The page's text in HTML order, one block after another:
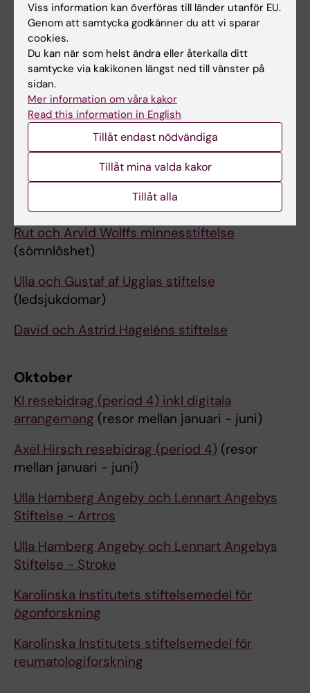
September
Hirsch Fellowship(resebidrag, erbjuds två
gånger per år)
Karolinska Institutets resebidrag för
forskningsvistelser för doktorander
(resebidrag, erbjuds två gånger per år)
Maj och Lennart Lindgrens stiftelse
(medicinhistorisk forskning)
Rut och Arvid Wolffs minnesstiftelse
(sömnlöshet)
Ulla och Gustaf af Ugglas stiftelse
(ledsjukdomar)
David och Astrid Hageléns stiftelse
Oktober
KI resebidrag (period 4) inkl digitala
arrangemang (resor mellan januari - juni)
Axel Hirsch resebidrag (period 4) (resor
mellan januari - juni)
Ulla Hamberg Angeby och Lennart Angebys
Stiftelse - Artros
Ulla Hamberg Angeby och Lennart Angebys
Stiftelse - Stroke
Karolinska Institutets stiftelsemedel för
ögonforskning
Karolinska Institutets stiftelsemedel för
reumatologiforskning
Viss information kan överföras till länder utanför EU.
Genom att samtycka godkänner du att vi sparar
cookies.
Du kan när som helst ändra eller återkalla ditt
samtycke via kakikonen längst ned till vänster på
sidan.
Mer information om våra kakor
Read this information in English
Tillåt endast nödvändiga
Tillåt mina valda kakor
Tillåt alla